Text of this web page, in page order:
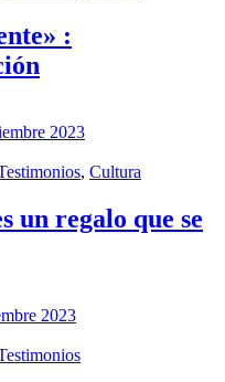
:
2023
, Cultura
un regalo que se
2023